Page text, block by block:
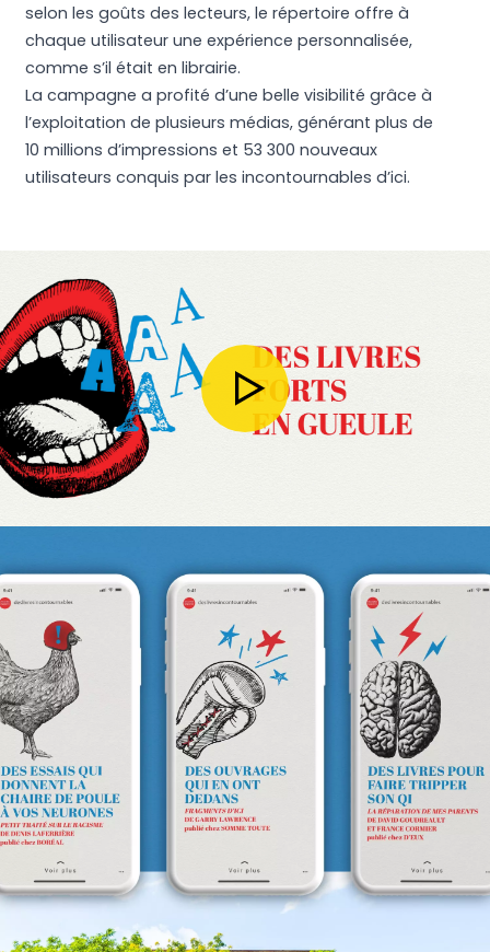
selon les goûts des lecteurs, le répertoire offre à
chaque utilisateur une expérience personnalisée,
comme s’il était en librairie.
La campagne a profité d’une belle visibilité grâce à
l’exploitation de plusieurs médias, générant plus de
10 millions d’impressions et 53 300 nouveaux
utilisateurs conquis par les incontournables d’ici.